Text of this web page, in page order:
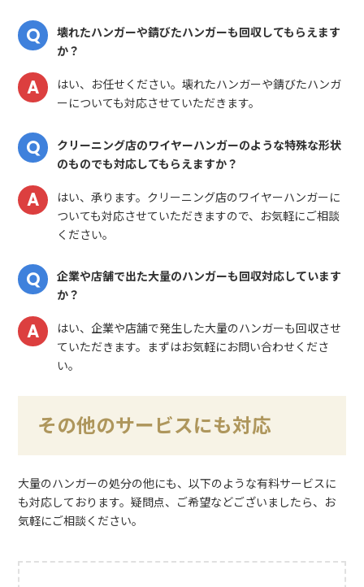
壊れたハンガーや錆びたハンガーも回収してもらえます
か？
はい、お任せください。壊れたハンガーや錆びたハンガ
ーについても対応させていただきます。
クリーニング店のワイヤーハンガーのような特殊な形状
のものでも対応してもらえますか？
はい、承ります。クリーニング店のワイヤーハンガーに
ついても対応させていただきますので、お気軽にご相談
ください。
企業や店舗で出た大量のハンガーも回収対応しています
か？
はい、企業や店舗で発生した大量のハンガーも回収させ
ていただきます。まずはお気軽にお問い合わせくださ
い。
その他のサービスにも対応
大量のハンガーの処分の他にも、以下のような有料サービスに
も対応しております。疑問点、ご希望などございましたら、お
気軽にご相談ください。